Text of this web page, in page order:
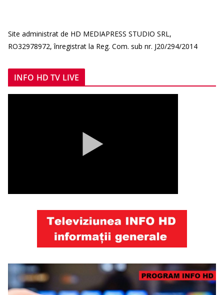
Site administrat de HD MEDIAPRESS STUDIO SRL,
RO32978972, înregistrat la Reg. Com. sub nr. J20/294/2014
INFO HD TV LIVE